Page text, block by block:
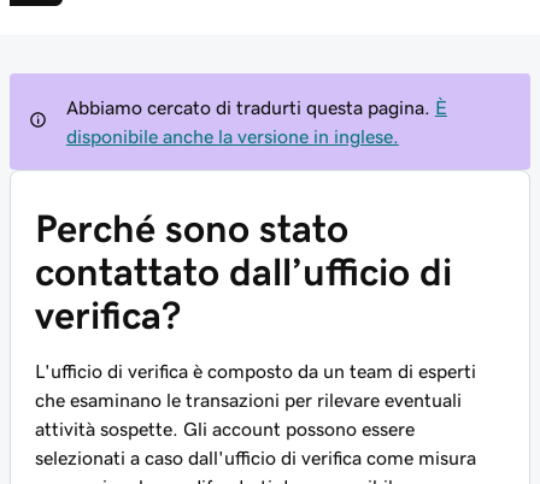
Abbiamo cercato di tradurti questa pagina.
È
disponibile anche la versione in inglese.
Perché sono stato
contattato dall’ufficio di
verifica?
L'ufficio di verifica è composto da un team di esperti
che esaminano le transazioni per rilevare eventuali
attività sospette. Gli account possono essere
selezionati a caso dall'ufficio di verifica come misura